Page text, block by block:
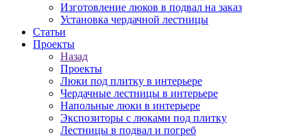
Изготовление люков в подвал на заказ
Установка чердачной лестницы
Статьи
Проекты
Назад
Проекты
Люки под плитку в интерьере
Чердачные лестницы в интерьере
Напольные люки в интерьере
Экспозиторы с люками под плитку
Лестницы в подвал и погреб